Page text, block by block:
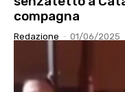
compagna
Redazione - 01/06/2025